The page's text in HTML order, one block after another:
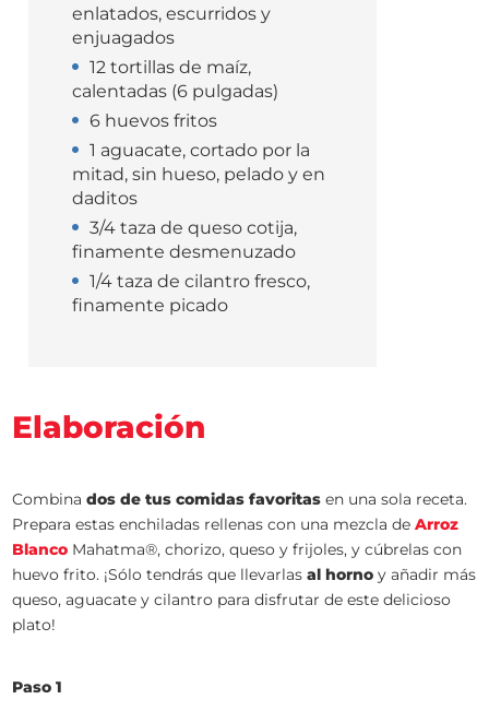
enlatados, escurridos y
enjuagados
12 tortillas de maíz,
calentadas (6 pulgadas)
6 huevos fritos
1 aguacate, cortado por la
mitad, sin hueso, pelado y en
daditos
3/4 taza de queso cotija,
finamente desmenuzado
1/4 taza de cilantro fresco,
finamente picado
Elaboración
Combinados de tus comidas favoritas en una sola receta.
Prepara estas enchiladas rellenas con una mezcla deArroz
Blanco Mahatma®, chorizo, queso y frijoles, y cúbrelas con
huevo frito. ¡Sólo tendrás que llevarlasal horno y añadir más
queso, aguacate y cilantro para disfrutar de este delicioso
plato!
Paso 1